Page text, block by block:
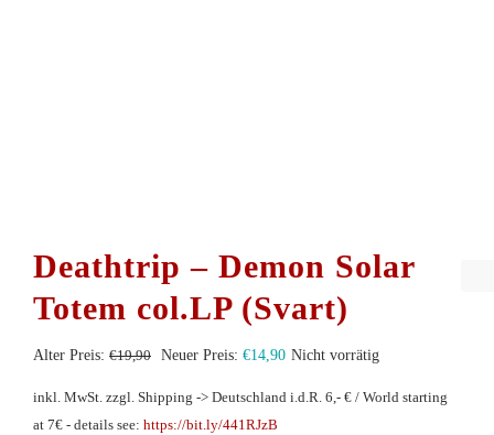
Deathtrip – Demon Solar
Totem col.LP (Svart)
Alter Preis: €19,90 Ursprünglicher
Neuer Preis: €14,90Aktueller
Nicht vorrätig
inkl. MwSt. zzgl. Shipping -> Deutschland i.d.R. 6,- € / World starting
at 7€ - details see: https://bit.ly/441RJzB